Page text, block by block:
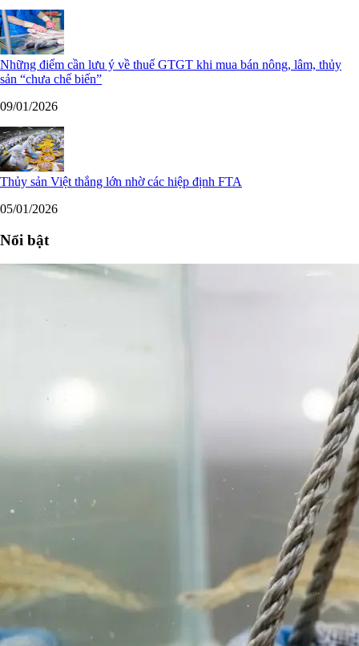
Những điểm cần lưu ý về thuế GTGT khi mua bán nông, lâm, thủy
sản “chưa chế biến”
09/01/2026
Thủy sản Việt thắng lớn nhờ các hiệp định FTA
05/01/2026
Nổi bật